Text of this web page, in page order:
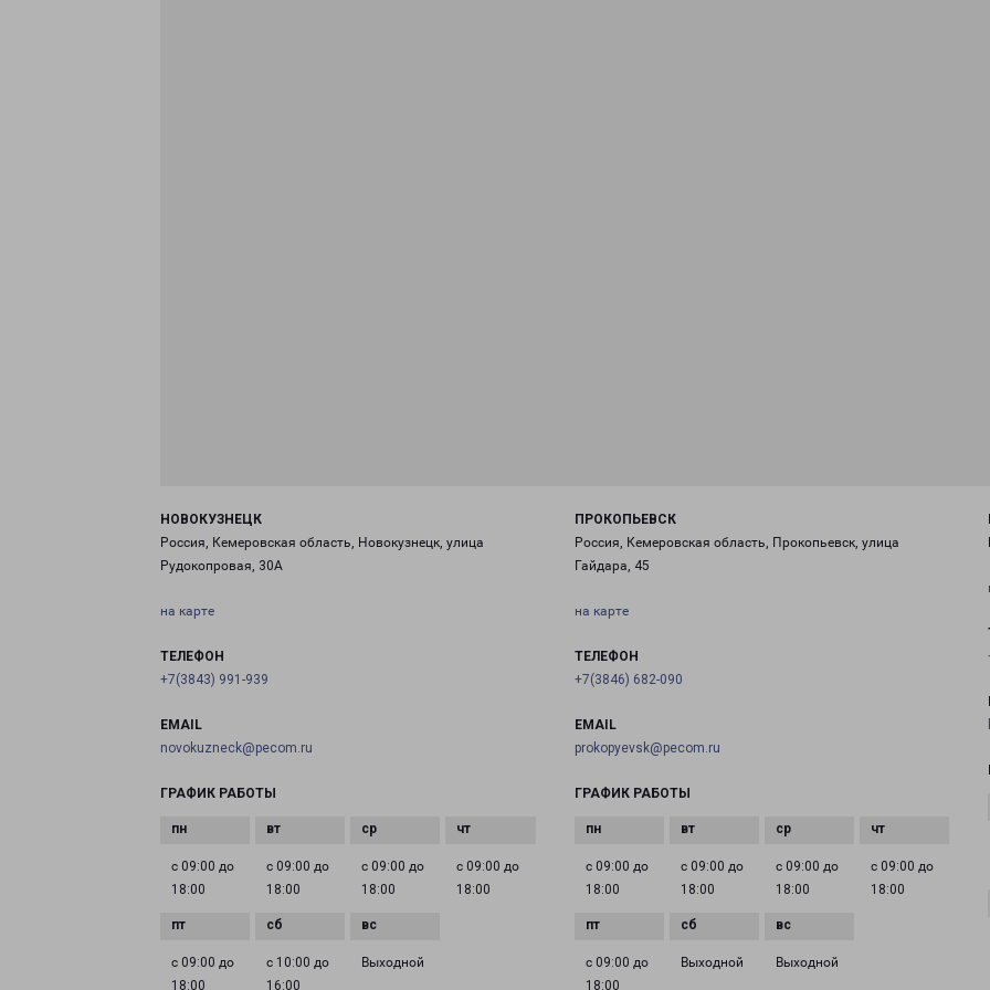
НОВОКУЗНЕЦК
Россия, Кемеровская область, Новокузнецк, улица
Рудокопровая, 30А
на карте
ТЕЛЕФОН
+7(3843) 991-939
EMAIL
novokuzneck@pecom.ru
ГРАФИК РАБОТЫ
с 09:00 до
18:00
с 09:00 до
18:00
с 09:00 до
18:00
с 09:00 до
18:00
с 09:00 до
18:00
с 10:00 до
16:00
Выходной
ПРОКОПЬЕВСК
Россия, Кемеровская область, Прокопьевск, улица
Гайдара, 45
на карте
ТЕЛЕФОН
+7(3846) 682-090
EMAIL
prokopyevsk@pecom.ru
ГРАФИК РАБОТЫ
с 09:00 до
18:00
с 09:00 до
18:00
с 09:00 до
18:00
с 09:00 до
18:00
с 09:00 до
18:00
Выходной Выходной